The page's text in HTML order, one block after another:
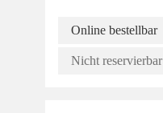
Online bestellbar
Nicht reservierbar